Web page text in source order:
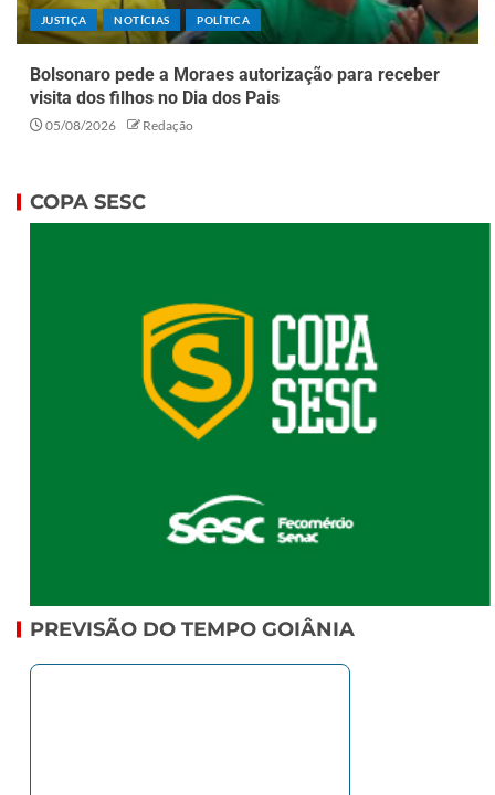
JUSTIÇA NOTÍCIAS POLÍTICA
Bolsonaro pede a Moraes autorização para receber
visita dos filhos no Dia dos Pais
05/08/2026 Redação
COPA SESC
PREVISÃO DO TEMPO GOIÂNIA